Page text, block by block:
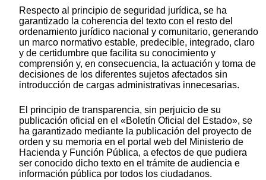
Respecto al principio de seguridad jurídica, se ha
garantizado la coherencia del texto con el resto del
ordenamiento jurídico nacional y comunitario, generando
un marco normativo estable, predecible, integrado, claro
y de certidumbre que facilita su conocimiento y
comprensión y, en consecuencia, la actuación y toma de
decisiones de los diferentes sujetos afectados sin
introducción de cargas administrativas innecesarias.
El principio de transparencia, sin perjuicio de su
publicación oficial en el «Boletín Oficial del Estado», se
ha garantizado mediante la publicación del proyecto de
orden y su memoria en el portal web del Ministerio de
Hacienda y Función Pública, a efectos de que pudiera
ser conocido dicho texto en el trámite de audiencia e
información pública por todos los ciudadanos.